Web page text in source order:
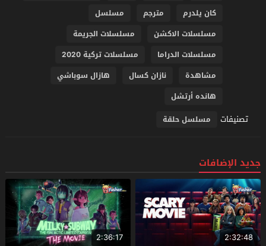
كان يلدرم
مترجم
مسلسل
مسلسلات الاكشن
مسلسلات الجريمة
مسلسلات الدراما
مسلسلات تركية 2020
مشاهدة
نازان كسال
هازال سوباشي
هانده أرتشل
تصنيفات مسلسل حلقة
جديد الإضافات
2:32:48
2:36:17